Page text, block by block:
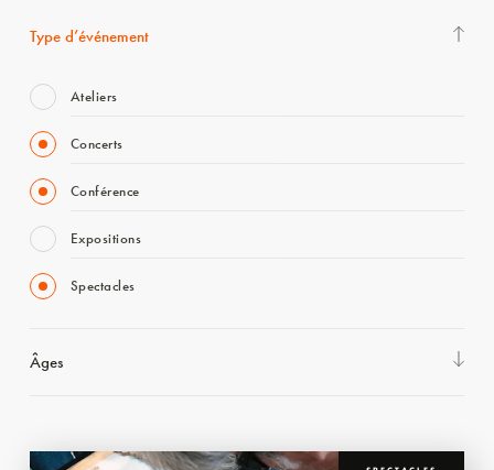
Type d’événement
Ateliers
Concerts
Conférence
Expositions
Spectacles
Âges